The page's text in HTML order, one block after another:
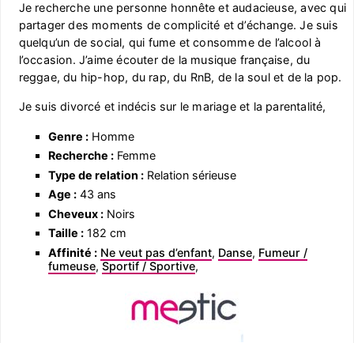
Je recherche une personne honnête et audacieuse, avec qui
partager des moments de complicité et d’échange. Je suis
quelqu’un de social, qui fume et consomme de l’alcool à
l’occasion. J’aime écouter de la musique française, du
reggae, du hip-hop, du rap, du RnB, de la soul et de la pop.
Je suis divorcé et indécis sur le mariage et la parentalité,
Genre :Homme
Recherche :Femme
Type de relation :Relation sérieuse
Age :43 ans
Cheveux :Noirs
Taille :182 cm
Affinité : Ne veut pas d’enfant, Danse, Fumeur /
fumeuse, Sportif / Sportive,